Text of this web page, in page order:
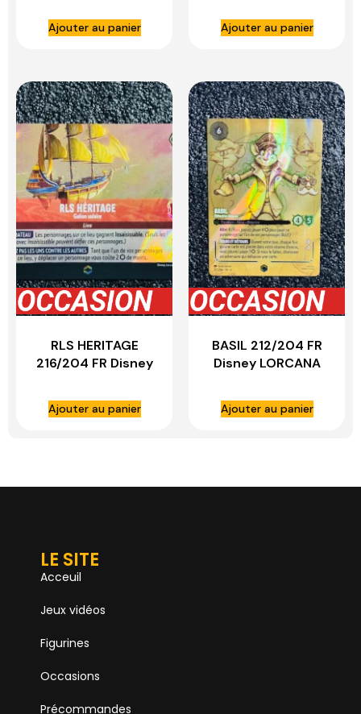
Scellé
Ajouter au panier Ajouter au panier
RLS HERITAGE
216/204 FR Disney
Ajouter au panier
BASIL 212/204 FR
Disney LORCANA
Ajouter au panier
LE SITE
Acceuil
Jeux vidéos
Figurines
Occasions
Précommandes